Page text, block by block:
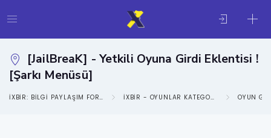
[JailBreaK] - Yetkili Oyuna Girdi Eklentisi !
[Şarkı Menüsü]
IXBIR: BILGI PAYLAŞIM FORUMU IXBIR - OYUNLAR KATEGORISI OYUN